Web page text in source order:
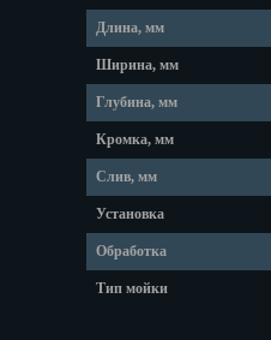
Длина, мм
Ширина, мм
Глубина, мм
Кромка, мм
Слив, мм
Установка
Обработка
Тип мойки